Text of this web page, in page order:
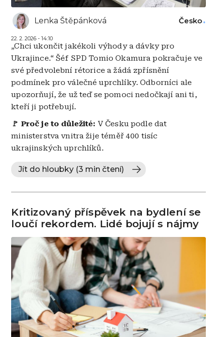
Lenka Štěpánková
22. 2. 2026 - 14:10
Česko
„Chci ukončit jakékoli výhody a dávky pro
Ukrajince.“ Šéf SPD Tomio Okamura pokračuje ve
své předvolební rétorice a žádá zpřísnění
podmínek pro válečné uprchlíky. Odborníci ale
upozorňují, že už teď se pomoci nedočkají ani ti,
kteří ji potřebují.
🚩 Proč je to důležité: V Česku podle dat
ministerstva vnitra žije téměř 400 tisíc
ukrajinských uprchlíků.
Jít do hloubky (3 min čtení)
Kritizovaný příspěvek na bydlení se
loučí rekordem. Lidé bojují s nájmy